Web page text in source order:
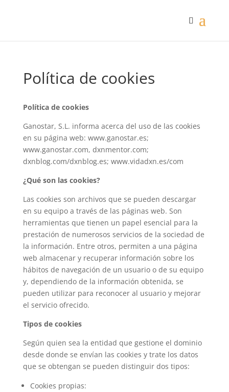
Política de cookies
Política de cookies
Ganostar, S.L. informa acerca del uso de las cookies
en su página web: www.ganostar.es;
www.ganostar.com, dxnmentor.com;
dxnblog.com/dxnblog.es; www.vidadxn.es/com
¿Qué son las cookies?
Las cookies son archivos que se pueden descargar
en su equipo a través de las páginas web. Son
herramientas que tienen un papel esencial para la
prestación de numerosos servicios de la sociedad de
la información. Entre otros, permiten a una página
web almacenar y recuperar información sobre los
hábitos de navegación de un usuario o de su equipo
y, dependiendo de la información obtenida, se
pueden utilizar para reconocer al usuario y mejorar
el servicio ofrecido.
Tipos de cookies
Según quien sea la entidad que gestione el dominio
desde donde se envían las cookies y trate los datos
que se obtengan se pueden distinguir dos tipos:
Cookies propias: